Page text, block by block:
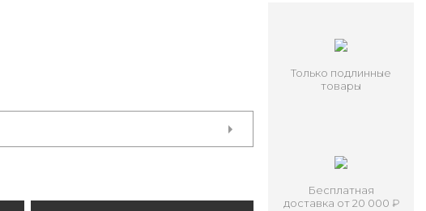
Только подлинные
товары
Бесплатная
доставка от 20 000 ₽